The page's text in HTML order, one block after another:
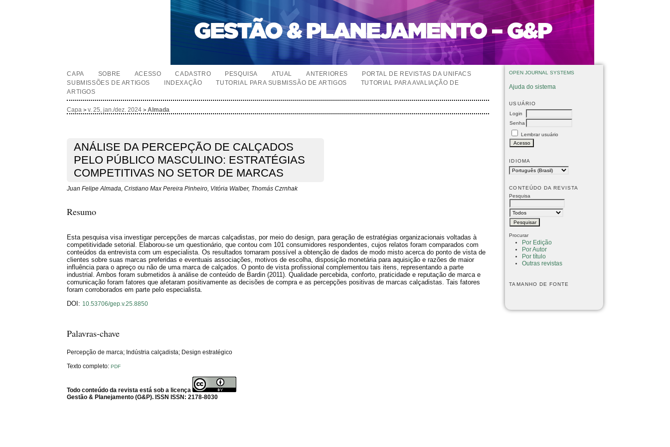
OPEN JOURNAL SYSTEMS
Ajuda do sistema
USUÁRIO
Login
Senha
Lembrar usuário
IDIOMA
CONTEÚDO DA REVISTA
Pesquisa
Procurar
Por Edição
Por Autor
Por título
Outras revistas
TAMANHO DE FONTE
CAPA SOBRE ACESSO CADASTRO PESQUISA ATUAL ANTERIORES
PORTAL DE REVISTAS DA UNIFACS
SUBMISSÕES DE ARTIGOS
INDEXAÇÃO TUTORIAL PARA SUBMISSÃO DE ARTIGOS
TUTORIAL PARA AVALIAÇÃO DE
ARTIGOS
Capa >v. 25, jan./dez. 2024 >Almada
ANÁLISE DA PERCEPÇÃO DE CALÇADOS
PELO PÚBLICO MASCULINO: ESTRATÉGIAS
COMPETITIVAS NO SETOR DE MARCAS
Juan Felipe Almada, Cristiano Max Pereira Pinheiro, Vitória Walber, Thomás Czrnhak
Resumo
Esta pesquisa visa investigar percepções de marcas calçadistas, por meio do design, para geração de estratégias organizacionais voltadas à
competitividade setorial. Elaborou-se um questionário, que contou com 101 consumidores respondentes, cujos relatos foram comparados com
conteúdos da entrevista com um especialista. Os resultados tornaram possível a obtenção de dados de modo misto acerca do ponto de vista de
clientes sobre suas marcas preferidas e eventuais associações, motivos de escolha, disposição monetária para aquisição e razões de maior
influência para o apreço ou não de uma marca de calçados. O ponto de vista profissional complementou tais itens, representando a parte
industrial. Ambos foram submetidos à análise de conteúdo de Bardin (2011). Qualidade percebida, conforto, praticidade e reputação de marca e
comunicação foram fatores que afetaram positivamente as decisões de compra e as percepções positivas de marcas calçadistas. Tais fatores
foram corroborados em parte pelo especialista.
DOI: 10.53706/gep.v.25.8850
Palavras-chave
Percepção de marca; Indústria calçadista; Design estratégico
Texto completo:PDF
Todo conteúdo da revista está sob a licença
Gestão & Planejamento (G&P). ISSN ISSN: 2178-8030